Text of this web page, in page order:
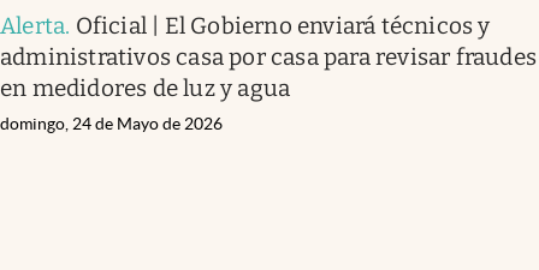
Alerta. Oficial | El Gobierno enviará técnicos y
administrativos casa por casa para revisar fraudes
en medidores de luz y agua
domingo, 24 de Mayo de 2026